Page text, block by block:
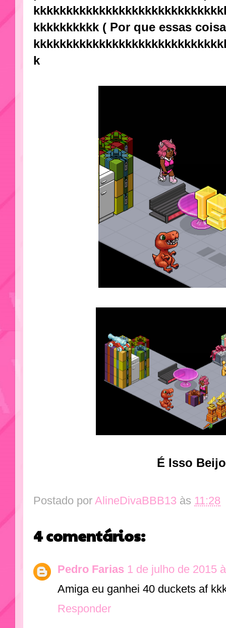
kkkkkkkkkk ( Por que essas
k
É Isso
Postado por AlineDivaBBB13 às 11:28
4 comentários:
Pedro Farias 1 de julho de 2015
Amiga eu ganhei 40 duckets af
Responder